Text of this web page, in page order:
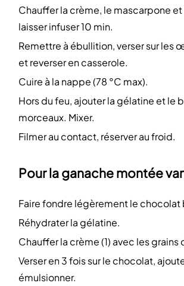
Chauffer la crème, le mascarpone et
laisser infuser 10 min.
Remettre à ébullition, verser sur les
et reverser en casserole.
Cuire à la nappe (78 °C max).
Hors du feu, ajouter la gélatine et le
morceaux. Mixer.
Filmer au contact, réserver au froid.
Pour la ganache montée
Faire fondre légèrement le chocolat
Réhydrater la gélatine.
Chauffer la crème (1) avec les grains
Verser en 3 fois sur le chocolat,
émulsionner.